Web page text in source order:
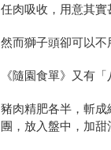
任肉吸收，用意其實
然而獅子頭卻可以不
《隨園食單》又有
豬肉精肥各半，斬
團，放入盤中，加甜